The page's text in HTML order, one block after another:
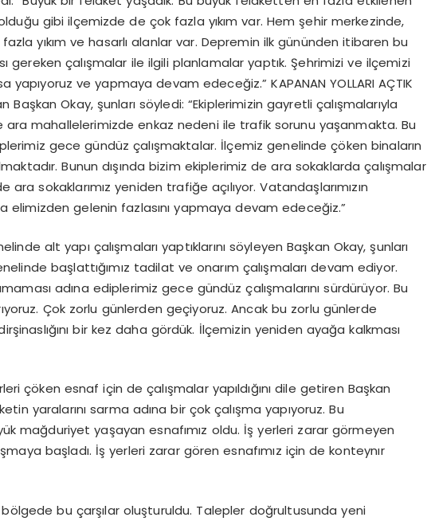
gibi ilçemizde de çok fazla yıkım var. Hem şehir merkezinde,
yıkım ve hasarlı alanlar var. Depremin ilk gününden itibaren bu
gereken çalışmalar ile ilgili planlamalar yaptık. Şehrimizi ve ilçemizi
yapıyoruz ve yapmaya devam edeceğiz.” KAPANAN YOLLARI AÇTIK
Başkan Okay, şunları söyledi: “Ekiplerimizin gayretli çalışmalarıyla
ara mahallelerimizde enkaz nedeni ile trafik sorunu yaşanmakta. Bu
gece gündüz çalışmaktalar. İlçemiz genelinde çöken binaların
Bunun dışında bizim ekiplerimiz de ara sokaklarda çalışmalar
sokaklarımız yeniden trafiğe açılıyor. Vatandaşlarımızın
elimizden gelenin fazlasını yapmaya devam edeceğiz.”
alt yapı çalışmaları yaptıklarını söyleyen Başkan Okay, şunları
başlattığımız tadilat ve onarım çalışmaları devam ediyor.
adına ediplerimiz gece gündüz çalışmalarını sürdürüyor. Bu
Çok zorlu günlerden geçiyoruz. Ancak bu zorlu günlerde
bir kez daha gördük. İlçemizin yeniden ayağa kalkması
çöken esnaf için de çalışmalar yapıldığını dile getiren Başkan
yaralarını sarma adına bir çok çalışma yapıyoruz. Bu
mağduriyet yaşayan esnafımız oldu. İş yerleri zarar görmeyen
başladı. İş yerleri zarar gören esnafımız için de konteynır
bölgede bu çarşılar oluşturuldu. Talepler doğrultusunda yeni